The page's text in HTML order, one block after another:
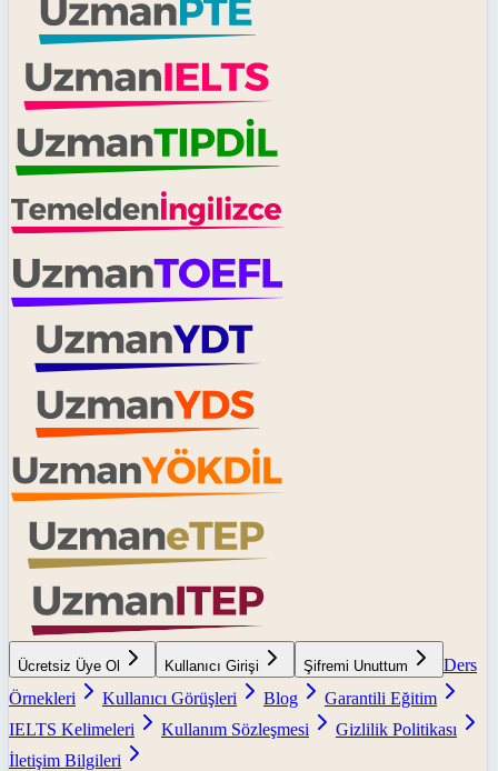
Ücretsiz Üye Ol Kullanıcı Girişi Şifremi Unuttum
Ders
Örnekleri
Kullanıcı Görüşleri Blog
Garantili Eğitim
IELTS Kelimeleri
Kullanım Sözleşmesi
Gizlilik Politikası
İletişim Bilgileri